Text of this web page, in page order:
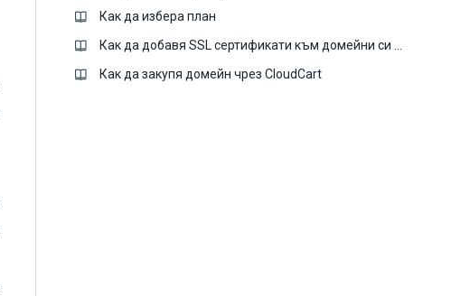
Как да избера план
Как да закупя домейн чрез CloudCart